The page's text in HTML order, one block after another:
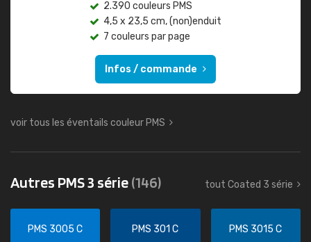
2.390 couleurs PMS
4,5 x 23,5 cm, (non)enduit
7 couleurs par page
Infos / commande
voir tous les éventails couleur PMS
Autres PMS 3 série(146) tout Coated 3 série
PMS 3005 C PMS 301 C PMS 3015 C